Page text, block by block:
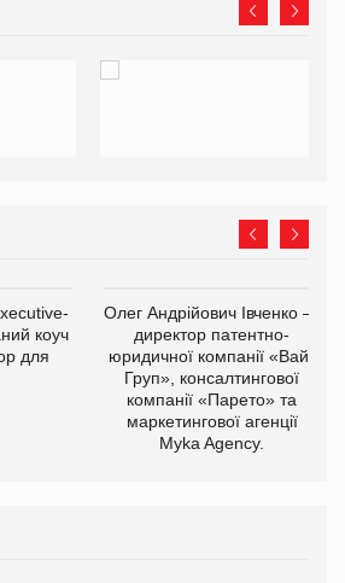
коуч
для
Олег Андрійович Івченко —
директор патентно-
юридичної компанії «Вайз
Груп», консалтингової
компанії «Парето» та
маркетингової агенції
Myka Agency.